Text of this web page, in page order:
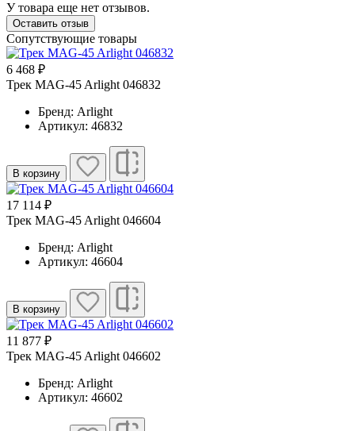
У товара еще нет отзывов.
Оставить отзыв
Сопутствующие товары
6 468 ₽
Трек MAG-45 Arlight 046832
Бренд: Arlight
Артикул: 46832
В корзину
17 114 ₽
Трек MAG-45 Arlight 046604
Бренд: Arlight
Артикул: 46604
В корзину
11 877 ₽
Трек MAG-45 Arlight 046602
Бренд: Arlight
Артикул: 46602